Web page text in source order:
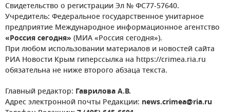
Свидетельство о регистрации Эл № ФС77-57640.
Учредитель: Федеральное государственное унитарное
предприятие Международное информационное агентство
«Россия сегодня» (МИА «Россия сегодня»).
При любом использовании материалов и новостей сайта
РИА Новости Крым гиперссылка на https://crimea.ria.ru
обязательна не ниже второго абзаца текста.
Главный редактор: Гаврилова А.В.
Адрес электронной почты Редакции: news.crimea@ria.ru